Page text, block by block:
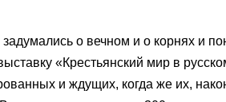
о вечном и о корнях и
«Крестьянский мир в
и ждущих, когда же их,